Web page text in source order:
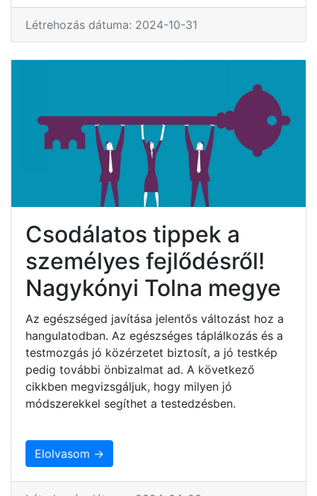
Létrehozás dátuma: 2024-10-31
Csodálatos tippek a
személyes fejlődésről!
Nagykónyi Tolna megye
Az egészséged javítása jelentős változást hoz a
hangulatodban. Az egészséges táplálkozás és a
testmozgás jó közérzetet biztosít, a jó testkép
pedig további önbizalmat ad. A következő
cikkben megvizsgáljuk, hogy milyen jó
módszerekkel segíthet a testedzésben.
Elolvasom →